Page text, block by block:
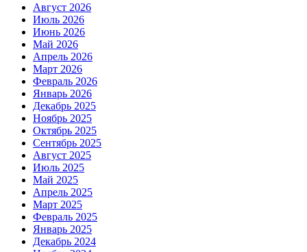
Август 2026
Июль 2026
Июнь 2026
Май 2026
Апрель 2026
Март 2026
Февраль 2026
Январь 2026
Декабрь 2025
Ноябрь 2025
Октябрь 2025
Сентябрь 2025
Август 2025
Июль 2025
Май 2025
Апрель 2025
Март 2025
Февраль 2025
Январь 2025
Декабрь 2024